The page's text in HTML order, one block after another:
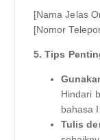
[Nama Jelas
[Nomor
5. Tips
Hindari
bahasa
Tulis